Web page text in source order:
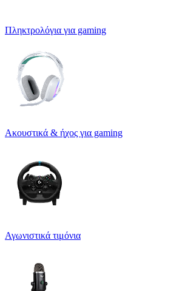
Πληκτρολόγια για gaming
Ακουστικά & ήχος για gaming
Αγωνιστικά τιμόνια